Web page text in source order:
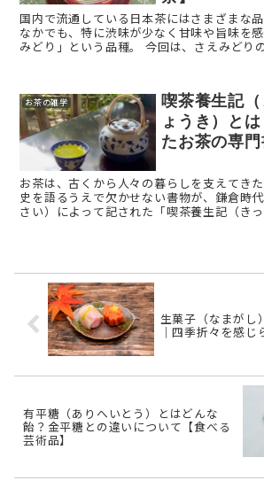
国内で流通している日本茶にはさまざまな
なかでも、特に渋味が少なく甘味や旨味を
みどり」という品種。 今回は、さえみどり
お茶の雑学
喫茶養生記
ょうき）と
たお茶の専門
お茶は、古くから人々の暮らしを支えてき
史を語るうえで欠かせない書物が、鎌倉時
さい）によって記された「喫茶養生記（き
生菓子（なまがし
｜四季折々を感
有平糖（ありへいとう）とはどんな
飴？金平糖との違いについて【食べる
芸術品】